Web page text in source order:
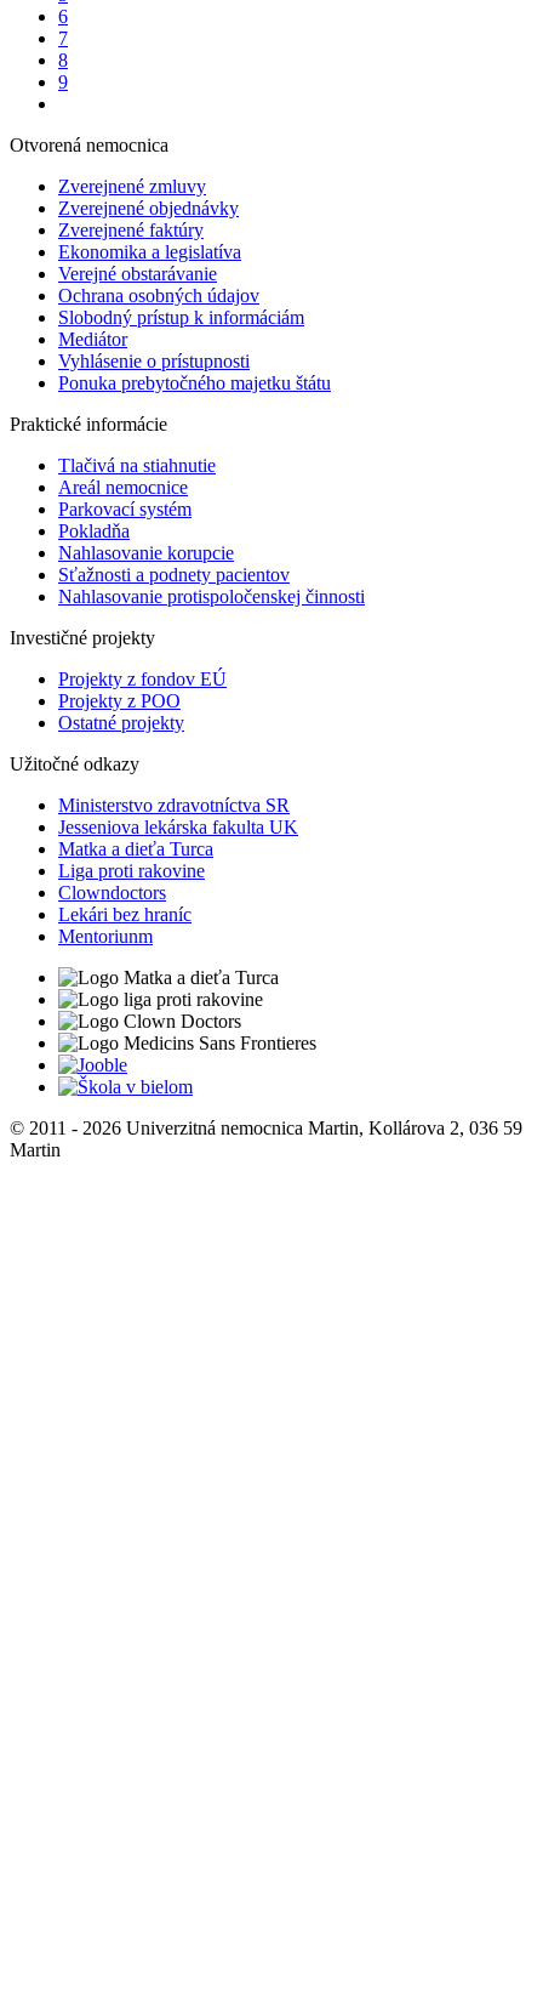
6
7
8
9
Otvorená nemocnica
Zverejnené zmluvy
Zverejnené objednávky
Zverejnené faktúry
Ekonomika a legislatíva
Verejné obstarávanie
Ochrana osobných údajov
Slobodný prístup k informáciám
Mediátor
Vyhlásenie o prístupnosti
Ponuka prebytočného majetku štátu
Praktické informácie
Tlačivá na stiahnutie
Areál nemocnice
Parkovací systém
Pokladňa
Nahlasovanie korupcie
Sťažnosti a podnety pacientov
Nahlasovanie protispoločenskej činnosti
Investičné projekty
Projekty z fondov EÚ
Projekty z POO
Ostatné projekty
Užitočné odkazy
Ministerstvo zdravotníctva SR
Jesseniova lekárska fakulta UK
Matka a dieťa Turca
Liga proti rakovine
Clowndoctors
Lekári bez hraníc
Mentoriunm
© 2011 - 2026 Univerzitná nemocnica Martin, Kollárova 2, 036 59
Martin